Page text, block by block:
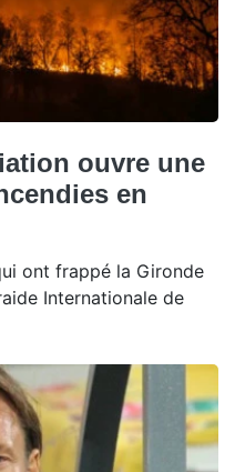
ouvre une
en
ont frappé la Gironde
Internationale de